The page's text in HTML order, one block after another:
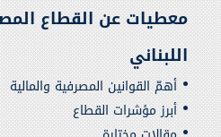
معطيات عن القطاع
اللبناني
أهمّ القوانين المصرفية والمالية
أبرز مؤشرات القطاع